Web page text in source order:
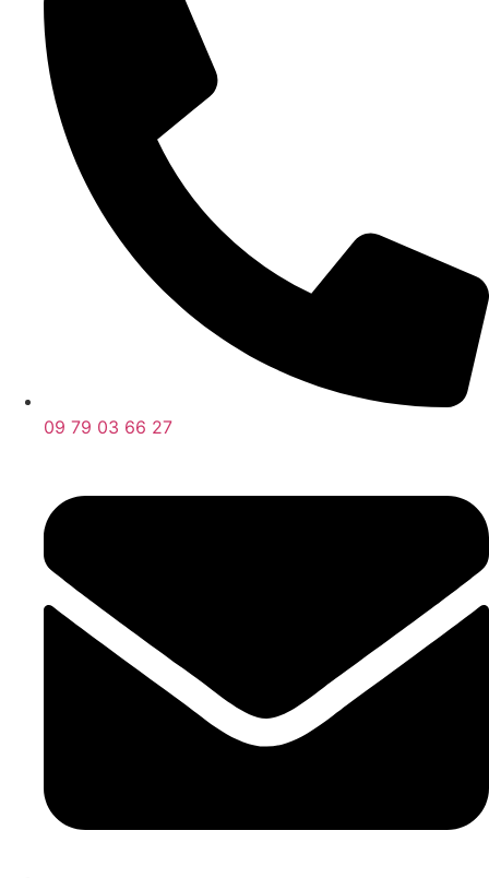
09 79 03 66 27